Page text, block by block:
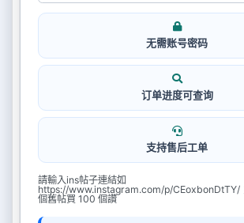
无需账号密码
订单进度可查询
支持售后工单
請輸入ins帖子連結如
https://www.instagram.com/p/CEoxbonDtTY/
個舊帖買 100 個讚